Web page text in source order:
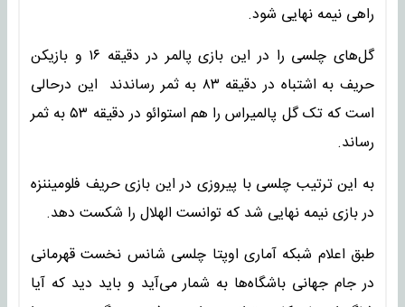
راهی نیمه نهایی شود.
گل‌های چلسی را در این بازی پالمر در دقیقه ۱۶ و بازیکن
حریف به اشتباه در دقیقه ۸۳ به ثمر رساندند این درحالی
است که تک گل پالمیراس را هم استوائو در دقیقه ۵۳ به ثمر
رساند.
به این ترتیب چلسی با پیروزی در این بازی حریف فلومیننزه
در بازی نیمه نهایی شد که توانست الهلال را شکست دهد.
طبق اعلام شبکه آماری اوپتا چلسی شانس نخست قهرمانی
در جام جهانی باشگاه‌ها به شمار می‌آید و باید دید که آیا